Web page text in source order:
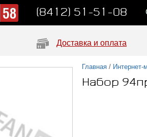
(8412) 51-51-08
Доставка и оплата
Главная / Интернет-
Набор